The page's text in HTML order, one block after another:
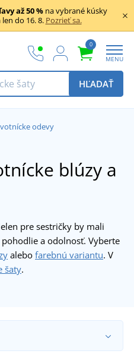
až 50 %na vybrané kúsky
do 16. 8. Pozrieť sa.
0
MENU
HĽADAŤ
odevy
blúzy a
pre sestričky by mali
a odolnosť. Vyberte
alebo farebnú variantu. V
šaty.